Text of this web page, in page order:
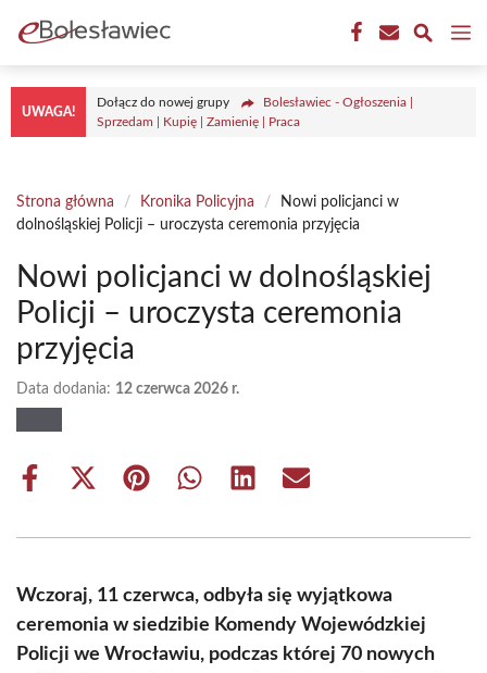
treści
UWAGA!
Dołącz do nowej grupy
Bolesławiec - Ogłoszenia |
Sprzedam | Kupię | Zamienię | Praca
Strona główna / Kronika Policyjna /
Nowi policjanci w
dolnośląskiej Policji – uroczysta ceremonia przyjęcia
Nowi policjanci w dolnośląskiej
Policji – uroczysta ceremonia
przyjęcia
Data dodania: 12 czerwca 2026 r.
Share
Share
(Twitter)
Share Share Share Share
Wczoraj, 11 czerwca, odbyła się wyjątkowa
ceremonia w siedzibie Komendy Wojewódzkiej
Policji we Wrocławiu, podczas której 70 nowych